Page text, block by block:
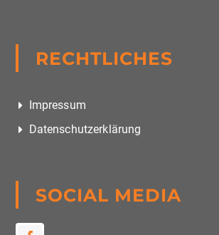
RECHTLICHES
Impressum
Datenschutzerklärung
SOCIAL MEDIA